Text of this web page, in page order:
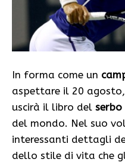
In forma come un
aspettare il 20
uscirà il libro del serbo
del mondo. Nel suo
interessanti dettagli
dello stile di vita che